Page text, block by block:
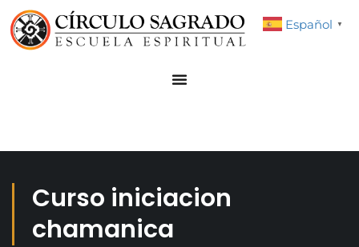
Curso iniciacion
chamanica
Español ▼